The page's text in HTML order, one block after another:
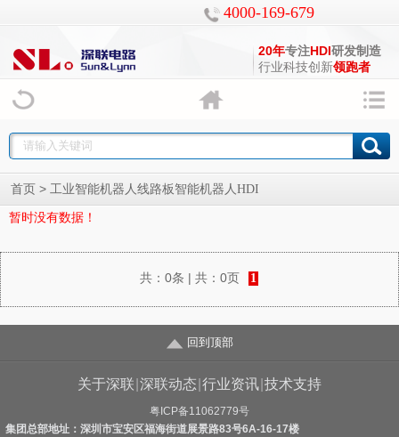
4000-169-679
20年专注HDI研发制造
行业科技创新领跑者
首页 > 工业智能机器人线路板智能机器人HDI
暂时没有数据！
共： 0条 | 共： 0页 1
回到顶部
关于深联 深联动态 行业资讯 技术支持
粤ICP备11062779号
集团总部地址：深圳市宝安区福海街道展景路83号6A-16-17楼